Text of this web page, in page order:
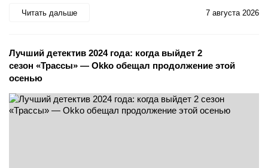
Читать дальше 7 августа 2026
Лучший детектив 2024 года: когда выйдет 2
сезон «Трассы» — Okko обещал продолжение этой
осенью